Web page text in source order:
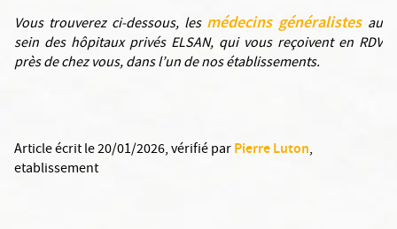
Vous trouverez ci-dessous, les médecins généralistes au
sein des hôpitaux privés ELSAN, qui vous reçoivent en RDV
près de chez vous, dans l’un de nos établissements.
Article écrit le 20/01/2026, vérifié parPierre Luton,
etablissement